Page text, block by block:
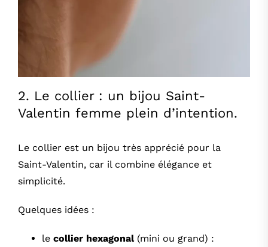
2. Le collier : un bijou Saint-
Valentin femme plein d’intention.
Le collier est un bijou très apprécié pour la
Saint-Valentin, car il combine élégance et
simplicité.
Quelques idées :
le collier hexagonal (mini ou grand) :